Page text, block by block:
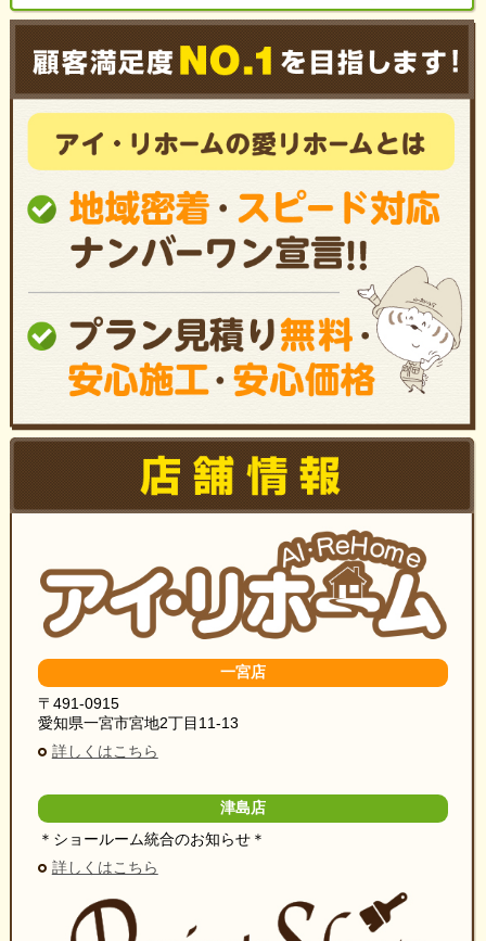
一宮店
〒491-0915
愛知県一宮市宮地2丁目11-13
詳しくはこちら
津島店
＊ショールーム統合のお知らせ＊
詳しくはこちら